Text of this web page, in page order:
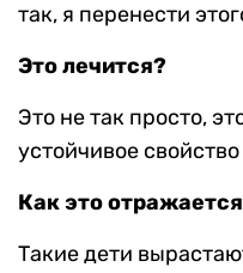
так, я перенести
Это лечится?
Это не так просто,
устойчивое
Как это
Такие дети